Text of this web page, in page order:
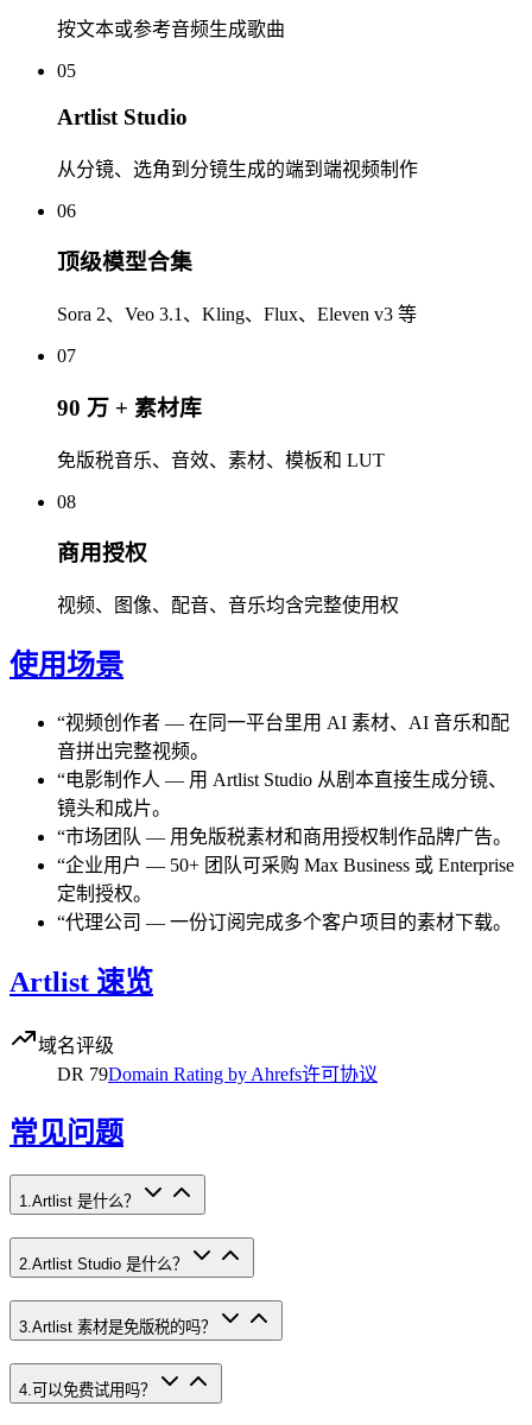
按文本或参考音频生成歌曲
05
Artlist Studio
从分镜、选角到分镜生成的端到端视频制作
06
顶级模型合集
Sora 2、Veo 3.1、Kling、Flux、Eleven v3 等
07
90 万 + 素材库
免版税音乐、音效、素材、模板和 LUT
08
商用授权
视频、图像、配音、音乐均含完整使用权
使用场景
“视频创作者 — 在同一平台里用 AI 素材、AI 音乐和配
音拼出完整视频。
“电影制作人 — 用 Artlist Studio 从剧本直接生成分镜、
镜头和成片。
“市场团队 — 用免版税素材和商用授权制作品牌广告。
“企业用户 — 50+ 团队可采购 Max Business 或 Enterprise
定制授权。
“代理公司 — 一份订阅完成多个客户项目的素材下载。
Artlist 速览
域名评级
DR 79Domain Rating by Ahrefs许可协议
常见问题
1.Artlist 是什么？
2.Artlist Studio 是什么？
3 Artlist 素材是免版税的吗？
4 可以免费试用吗？